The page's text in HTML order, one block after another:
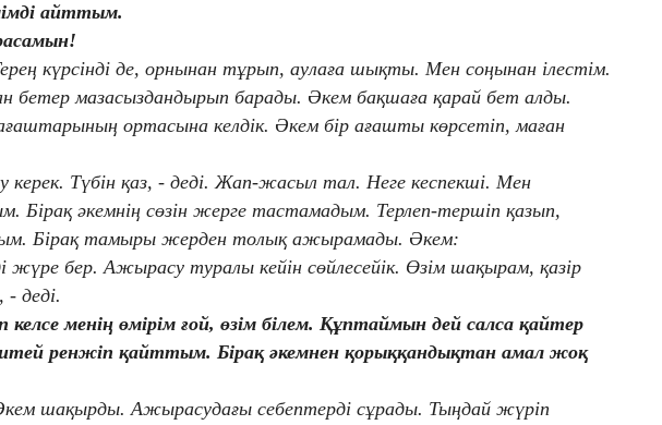
айттым.
күрсінді де, орнынан тұрып, аулаға шықты. Мен соңынан ілестім.
бетер мазасыздандырып барады. Әкем бақшаға қарай бет алды.
ортасына келдік. Әкем бір ағашты көрсетіп, маған
Түбін қаз, - деді. Жап-жасыл тал. Неге кеспекші. Мен
Бірақ әкемнің сөзін жерге тастамадым. Терлеп-тершіп қазып,
Бірақ тамыры жерден толық ажырамады. Әкем:
жүре бер. Ажырасу туралы кейін сөйлесейік. Өзім шақырам, қазір
деді.
менің өмірім ғой, өзім білем. Құптаймын дей салса қайтер
ренжіп қайттым. Бірақ әкемнен қорыққандықтан амал жоқ
шақырды. Ажырасудағы себептерді сұрады. Тыңдай жүріп